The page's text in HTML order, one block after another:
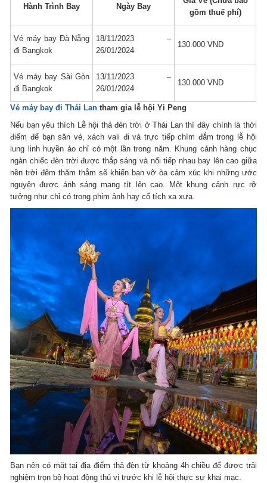
Hành Trình Bay Ngày Bay
gồm thuế phí)
Vé máy bay Đà Nẵng
đi Bangkok
18/11/2023 –
26/01/2024
130.000 VND
Vé máy bay Sài Gòn
đi Bangkok
13/11/2023 –
26/01/2024
130.000 VND
Vé máy bay đi Thái Lan tham gia lễ hội Yi Peng
Nếu bạn yêu thích Lễ hội thả đèn trời ở Thái Lan thì đây chính là thời
điểm để bạn săn vé, xách vali đi và trực tiếp chìm đắm trong lễ hội
lung linh huyền ảo chỉ có một lần trong năm. Khung cảnh hàng chục
ngàn chiếc đèn trời được thắp sáng và nối tiếp nhau bay lên cao giữa
nền trời đêm thăm thẳm sẽ khiến bạn vỡ òa cảm xúc khi những ước
nguyện được ánh sáng mang tít lên cao. Một khung cảnh rực rỡ
tưởng như chỉ có trong phim ảnh hay cổ tích xa xưa.
Bạn nên có mặt tại địa điểm thả đèn từ khoảng 4h chiều để được trải
nghiệm trọn bộ hoạt động thú vị trước khi lễ hội thực sự khai mạc. ​